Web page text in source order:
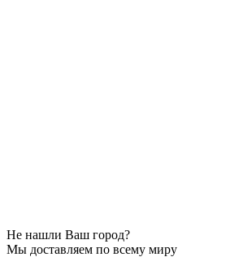
Не нашли Ваш город?
Мы доставляем по всему миру